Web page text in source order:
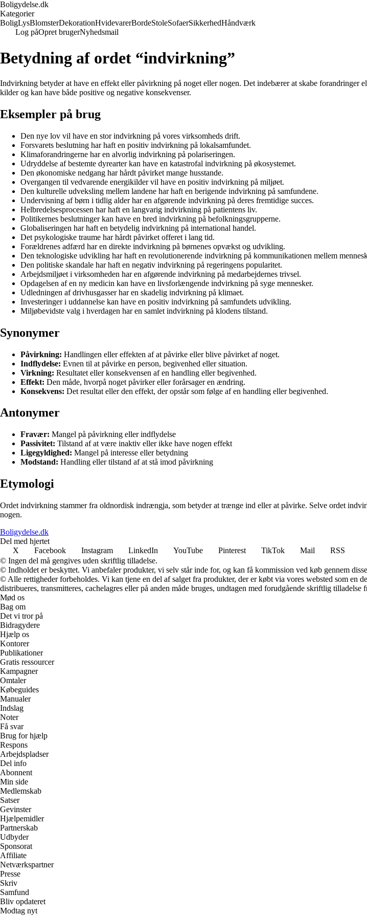
Boligydelse.dk
Kategorier
BoligLysBlomsterDekorationHvidevarerBordeStoleSofaerSikkerhedHåndværk
Log påOpret brugerNyhedsmail
Betydning af ordet “indvirkning”
Indvirkning betyder at have en effekt eller påvirkning på noget eller nogen. Det indebærer at skabe
kilder og kan have både positive og negative konsekvenser.
Eksempler på brug
Den nye lov vil have en stor indvirkning på vores virksomheds drift.
Forsvarets beslutning har haft en positiv indvirkning på lokalsamfundet.
Klimaforandringerne har en alvorlig indvirkning på polariseringen.
Udryddelse af bestemte dyrearter kan have en katastrofal indvirkning på økosystemet.
Den økonomiske nedgang har hårdt påvirket mange husstande.
Overgangen til vedvarende energikilder vil have en positiv indvirkning på miljøet.
Den kulturelle udveksling mellem landene har haft en berigende indvirkning på samfundene.
Undervisning af børn i tidlig alder har en afgørende indvirkning på deres fremtidige succes.
Helbredelsesprocessen har haft en langvarig indvirkning på patientens liv.
Politikernes beslutninger kan have en bred indvirkning på befolkningsgrupperne.
Globaliseringen har haft en betydelig indvirkning på international handel.
Det psykologiske traume har hårdt påvirket offeret i lang tid.
Forældrenes adfærd har en direkte indvirkning på børnenes opvækst og udvikling.
Den teknologiske udvikling har haft en revolutionerende indvirkning på kommunikationen mellem
Den politiske skandale har haft en negativ indvirkning på regeringens popularitet.
Arbejdsmiljøet i virksomheden har en afgørende indvirkning på medarbejdernes trivsel.
Opdagelsen af en ny medicin kan have en livsforlængende indvirkning på syge mennesker.
Udledningen af drivhusgasser har en skadelig indvirkning på klimaet.
Investeringer i uddannelse kan have en positiv indvirkning på samfundets udvikling.
Miljøbevidste valg i hverdagen har en samlet indvirkning på klodens tilstand.
Synonymer
Påvirkning: Handlingen eller effekten af at påvirke eller blive påvirket af noget.
Indflydelse: Evnen til at påvirke en person, begivenhed eller situation.
Virkning: Resultatet eller konsekvensen af en handling eller begivenhed.
Effekt: Den måde, hvorpå noget påvirker eller forårsager en ændring.
Konsekvens: Det resultat eller den effekt, der opstår som følge af en handling eller begivenhed.
Antonymer
Fravær: Mangel på påvirkning eller indflydelse
Passivitet: Tilstand af at være inaktiv eller ikke have nogen effekt
Ligegyldighed: Mangel på interesse eller betydning
Modstand: Handling eller tilstand af at stå imod påvirkning
Etymologi
Ordet indvirkning stammer fra oldnordisk indrængja, som betyder at trænge ind eller at påvirke. Selve ordet
nogen.
Boligydelse.dk
Del med hjertet
X
Facebook Instagram LinkedIn YouTube Pinterest TikTok Mail
RSS
© Ingen del må gengives uden skriftlig tilladelse.
© Indholdet er beskyttet. Vi anbefaler produkter, vi selv står inde for, og kan få kommission ved køb gennem
© Alle rettigheder forbeholdes. Vi kan tjene en del af salget fra produkter, der er købt via vores websted som en
distribueres, transmitteres, cachelagres eller på anden måde bruges, undtagen med forudgående skriftlig tilladelse
Mød os
Bag om
Det vi tror på
Bidragydere
Hjælp os
Kontorer
Publikationer
Gratis ressourcer
Kampagner
Omtaler
Købeguides
Manualer
Indslag
Noter
Få svar
Brug for hjælp
Respons
Arbejdspladser
Del info
Abonnent
Min side
Medlemskab
Satser
Gevinster
Hjælpemidler
Partnerskab
Udbyder
Sponsorat
Affiliate
Netværkspartner
Presse
Skriv
Samfund
Bliv opdateret
Modtag nyt